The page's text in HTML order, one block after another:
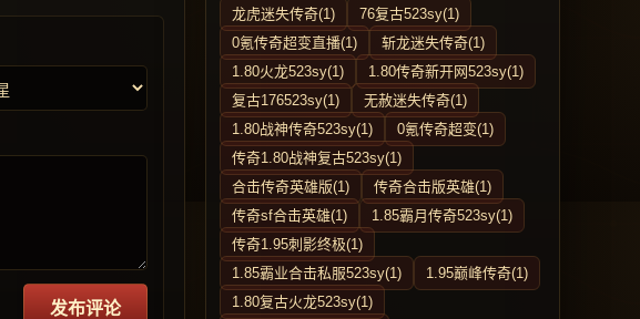
发布评论
龙虎迷失传奇(1)
76复古523sy(1)
0氪传奇超变直播(1)
斩龙迷失传奇(1)
1.80火龙523sy(1)
1.80传奇新开网523sy(1)
复古176523sy(1)
无赦迷失传奇(1)
1.80战神传奇523sy(1)
0氪传奇超变(1)
传奇1.80战神复古523sy(1)
合击传奇英雄版(1)
传奇合击版英雄(1)
传奇sf合击英雄(1)
1.85霸月传奇523sy(1)
传奇1.95刺影终极(1)
1.85霸业合击私服523sy(1)
1.95巅峰传奇(1)
1.80复古火龙523sy(1)